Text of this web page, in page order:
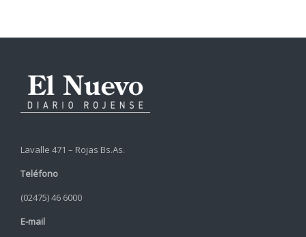
Lavalle 471 – Rojas Bs.As.
Teléfono
(02475) 46 6000
E-mail